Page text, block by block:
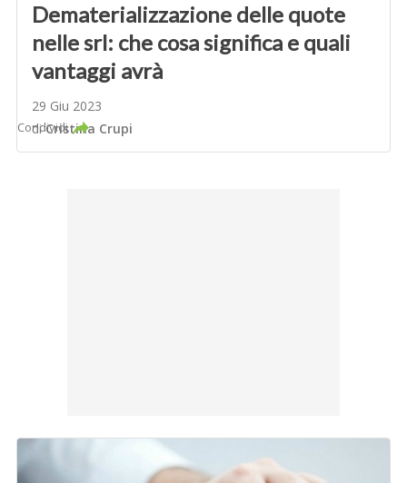
Dematerializzazione delle quote
nelle srl: che cosa significa e quali
vantaggi avrà
29 Giu 2023
diCristina Crupi
Condividi